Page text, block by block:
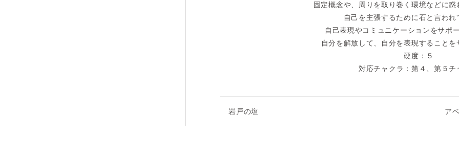
固定概念や、周りを取り巻く環境などに惑
自己を主張するために石と言われ
自己表現やコミュニケーションをサポ
自分を解放して、自分を表現することを
硬度：５
対応チャクラ：第４、第５チ
岩戸の塩 ア